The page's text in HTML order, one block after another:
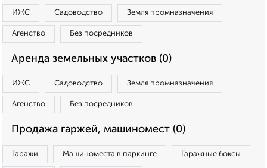
ИЖС Садоводство Земля промназначения
Агенство Без посредников
Аренда земельных участков (0)
ИЖС Садоводство Земля промназначения
Агенство Без посредников
Продажа гаржей, машиномест (0)
Гаражи Машиноместа в паркинге Гаражные боксы